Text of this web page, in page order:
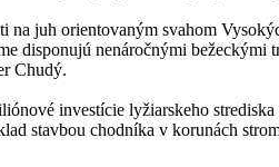
na juh orientovaným svahom
disponujú nenáročnými
Chudý.
investície lyžiarskeho
stavbou chodníka v korunách